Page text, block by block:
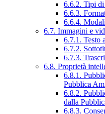
6.6.2. Tipi
6.6.3.
6.6.4.
6.7. Immagini e
6.7.1. Testo
6.7.2.
6.7.3.
6.8. Proprietà
6.8.1.
Pubblica
6.8.2.
dalla
6.8.3.